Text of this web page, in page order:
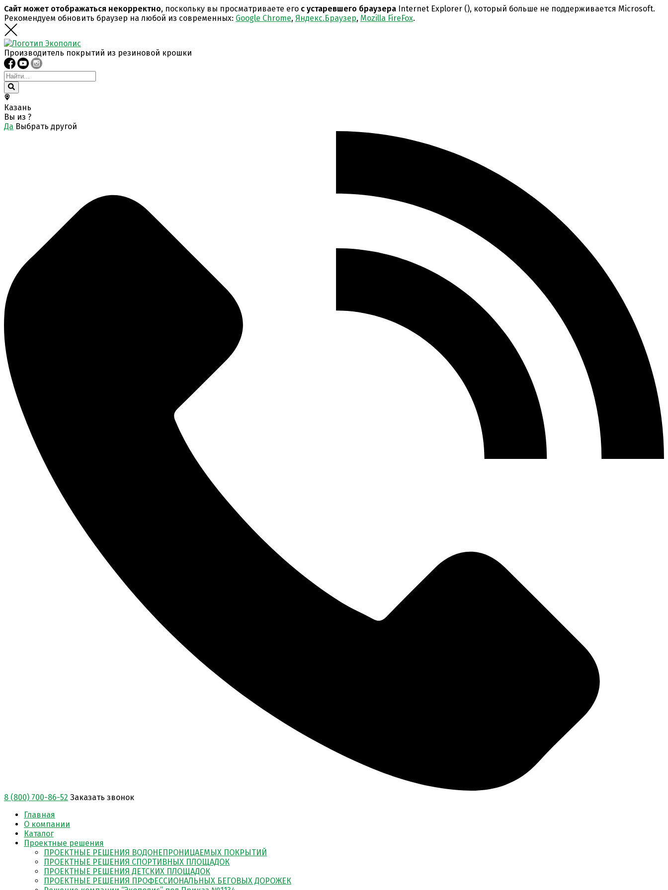
Сайт может отображаться некорректно, поскольку вы просматриваете его с устаревшего браузера Internet Explorer (), который больше не поддерживается Microsoft.
Рекомендуем обновить браузер на любой из современных: Google Chrome, Яндекс.Браузер, Mozilla FireFox.
Производитель покрытий из резиновой крошки
Казань
Вы из ?
Да Выбрать другой
8 (800) 700-86-52 Заказать звонок
Главная
О компании
Каталог
Проектные решения
ПРОЕКТНЫЕ РЕШЕНИЯ ВОДОНЕПРОНИЦАЕМЫХ ПОКРЫТИЙ
ПРОЕКТНЫЕ РЕШЕНИЯ СПОРТИВНЫХ ПЛОЩАДОК
ПРОЕКТНЫЕ РЕШЕНИЯ ДЕТСКИХ ПЛОЩАДОК
ПРОЕКТНЫЕ РЕШЕНИЯ ПРОФЕССИОНАЛЬНЫХ БЕГОВЫХ ДОРОЖЕК